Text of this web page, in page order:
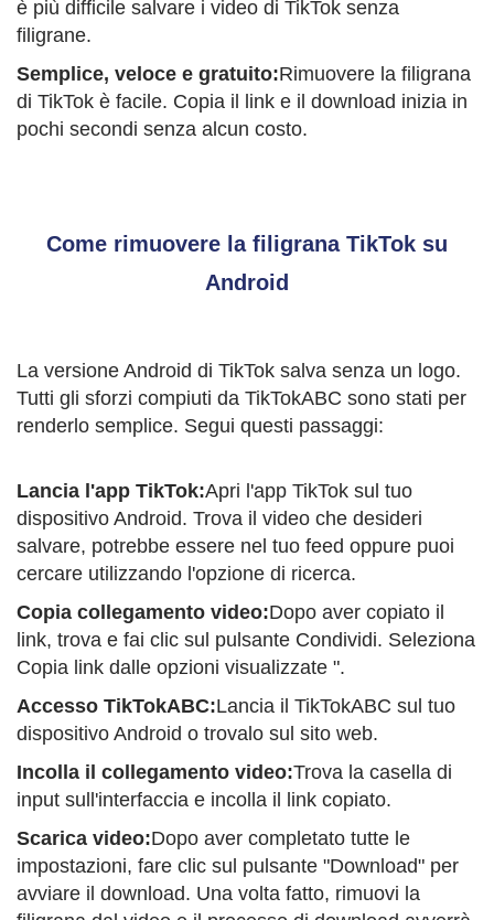
è più difficile salvare i video di TikTok senza
filigrane.
Semplice, veloce e gratuito:Rimuovere la filigrana
di TikTok è facile. Copia il link e il download inizia in
pochi secondi senza alcun costo.
Come rimuovere la filigrana TikTok su
Android
La versione Android di TikTok salva senza un logo.
Tutti gli sforzi compiuti da TikTokABC sono stati per
renderlo semplice. Segui questi passaggi:
Lancia l'app TikTok:Apri l'app TikTok sul tuo
dispositivo Android. Trova il video che desideri
salvare, potrebbe essere nel tuo feed oppure puoi
cercare utilizzando l'opzione di ricerca.
Copia collegamento video:Dopo aver copiato il
link, trova e fai clic sul pulsante Condividi. Seleziona
Copia link dalle opzioni visualizzate ".
Accesso TikTokABC:Lancia il TikTokABC sul tuo
dispositivo Android o trovalo sul sito web.
Incolla il collegamento video:Trova la casella di
input sull'interfaccia e incolla il link copiato.
Scarica video:Dopo aver completato tutte le
impostazioni, fare clic sul pulsante "Download" per
avviare il download. Una volta fatto, rimuovi la